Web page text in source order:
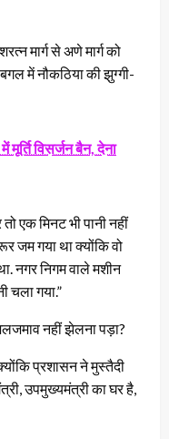
मार्ग से अणे मार्ग को
में नौकठिया की झुग्गी-
मूर्ति विसर्जन बैन, देना
एक मिनट भी पानी नहीं
जम गया था क्योंकि वो
नगर निगम वाले मशीन
चला गया.”
नहीं झेलना पड़ा?
प्रशासन ने मुस्तैदी
उपमुख्यमंत्री का घर है,